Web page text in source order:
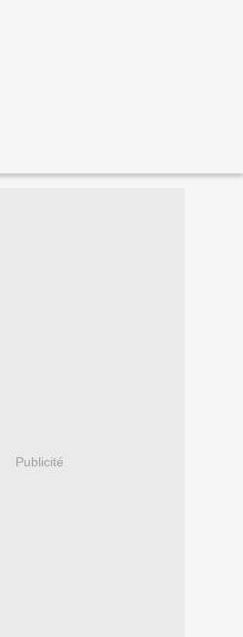
Publicité